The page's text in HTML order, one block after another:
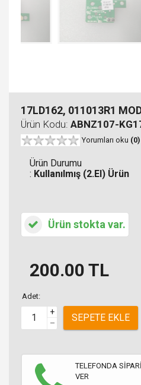
17LD162, 011013R1
Ürün Kodu: ABNZ107-
Yorumları oku (0)
Ürün Durumu
: Kullanılmış (2.El) Ürün
Ürün stokta var.
200.00 TL
Adet:
+
–
SEPETE EKLE
TELEFONDA
VER